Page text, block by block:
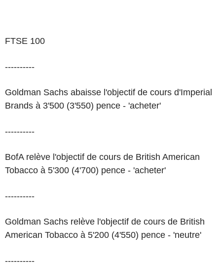
FTSE 100
----------
Goldman Sachs abaisse l'objectif de cours d'Imperial
Brands à 3'500 (3'550) pence - 'acheter'
----------
BofA relève l'objectif de cours de British American
Tobacco à 5'300 (4'700) pence - 'acheter'
----------
Goldman Sachs relève l'objectif de cours de British
American Tobacco à 5'200 (4'550) pence - 'neutre'
----------